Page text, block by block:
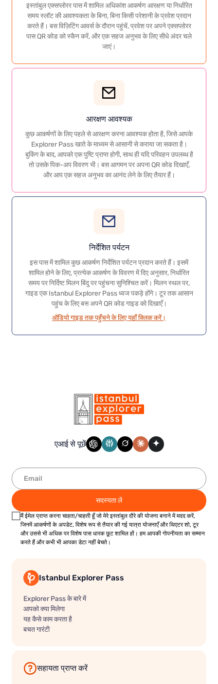
इस्तांबुल एक्सप्लोरर पास में शामिल अधिकांश आकर्षण आरक्षण या निर्धारित
समय स्लॉट की आवश्यकता के बिना, बिना किसी परेशानी के प्रवेश प्रदान
करते हैं। बस विज़िटिंग आवर्स के दौरान पहुंचें, प्रवेश पर अपने एक्सप्लोरर
पास QR कोड को स्कैन करें, और एक सहज अनुभव के लिए सीधे अंदर चले
जाएं।
आरक्षण आवश्यक
कुछ आकर्षणों के लिए पहले से आरक्षण करना आवश्यक होता है, जिसे आपके
Explorer Pass खाते के माध्यम से आसानी से कराया जा सकता है।
बुकिंग के बाद, आपको एक पुष्टि प्राप्त होगी, साथ ही यदि परिवहन उपलब्ध है
तो उसके पिक-अप विवरण भी। बस आगमन पर अपना QR कोड दिखाएँ,
और आप एक सहज अनुभव का आनंद लेने के लिए तैयार हैं।
निर्देशित पर्यटन
इस पास में शामिल कुछ आकर्षण निर्देशित पर्यटन प्रदान करते हैं। इसमें
शामिल होने के लिए, प्रत्येक आकर्षण के विवरण में दिए अनुसार, निर्धारित
समय पर निर्दिष्ट मिलन बिंदु पर पहुंचना सुनिश्चित करें। मिलन स्थल पर,
गाइड एक Istanbul Explorer Pass ध्वज पकड़े होंगे। टूर तक आसान
पहुंच के लिए बस अपने QR कोड गाइड को दिखाएँ।
ऑडियो गाइड तक पहुँचने के लिए यहाँ क्लिक करें।
एआई से पूछें
सदस्यता लें
मैं ईमेल प्राप्त करना चाहता/चाहती हूँ जो मेरे इस्तांबुल दौरे की योजना बनाने में मदद करें,
जिनमें आकर्षणों के अपडेट, विशेष रूप से तैयार की गई यात्रा योजनाएँ और थिएटर शो, टूर
और उससे भी अधिक पर विशेष पास धारक छूट शामिल हों। हम आपकी गोपनीयता का सम्मान
करते हैं और कभी भी आपका डेटा नहीं बेचते।
Istanbul Explorer Pass
Explorer Pass के बारे में
आपको क्या मिलेगा
यह कैसे काम करता है
बचत गारंटी
सहायता प्राप्त करें